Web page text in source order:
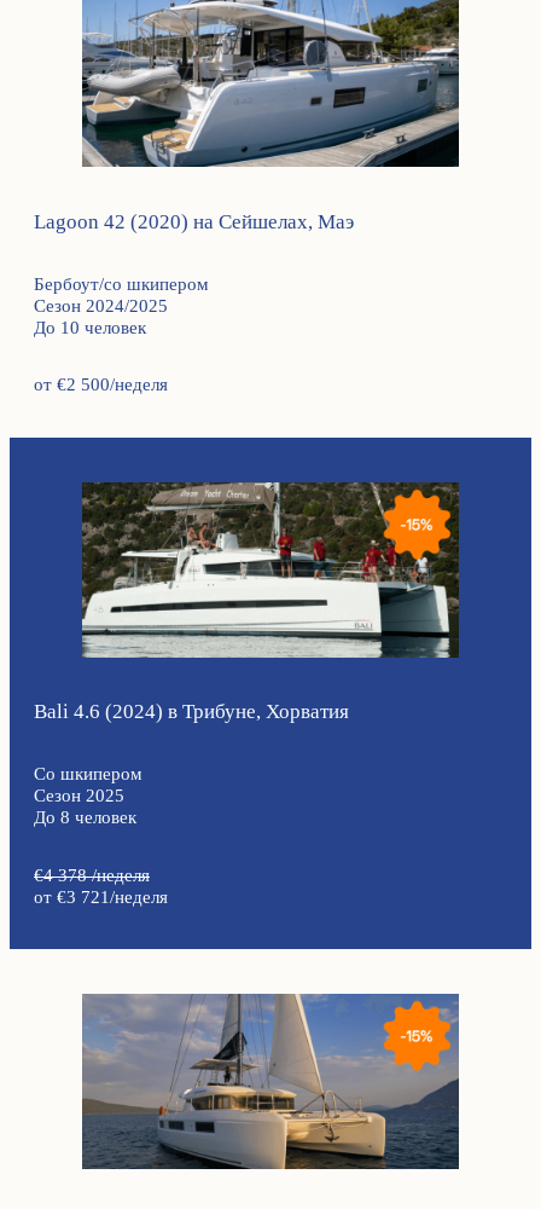
Lagoon 42 (2020) на Сейшелах, Маэ
Бербоут/со шкипером
Сезон 2024/2025
До 10 человек
от €2 500/неделя
Bali 4.6 (2024) в Трибуне, Хорватия
Со шкипером
Сезон 2025
До 8 человек
€4 378 /неделя
от €3 721/неделя